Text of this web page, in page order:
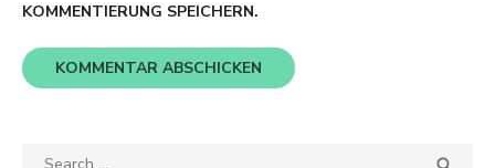
KOMMENTIERUNG SPEICHERN.
Search